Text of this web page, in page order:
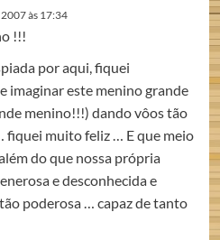
às 17:34
!!!
por aqui, fiquei
imaginar este menino grande
menino!!!) dando vôos tão
fiquei muito feliz … E que meio
do que nossa própria
e desconhecida e
poderosa … capaz de tanto